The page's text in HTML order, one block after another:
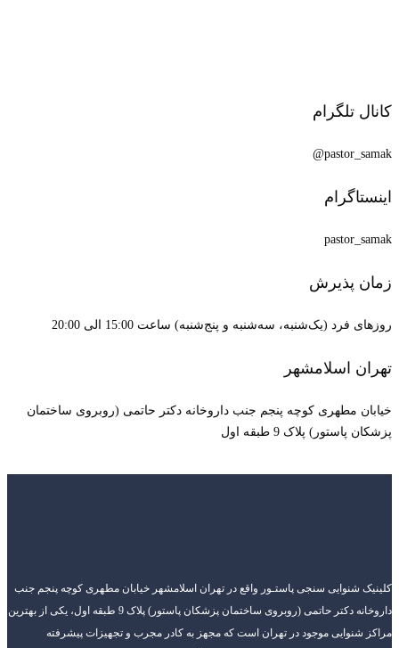
کانال تلگرام
pastor_samak@
اینستاگرام
pastor_samak
زمان پذیرش
روزهای فرد (یک‌شنبه، سه‌شنبه و پنج‌شنبه) ساعت 15:00 الی 20:00
تهران اسلامشهر
خیابان مطهری کوچه پنجم جنب داروخانه دکتر حاتمی (روبروی ساختمان
پزشکان پاستور) پلاک 9 طبقه اول
کلینیک شنوایی سنجی پاستـور واقع در تهران اسلامشهر خیابان مطهری کوچه پنجم جنب
داروخانه دکتر حاتمی (روبروی ساختمان پزشکان پاستور) پلاک 9 طبقه اول، یکی از بهترین
مراکز شنوایی موجود در تهران است که مجهز به کادر مجرب و تجهیزات پیشرفته